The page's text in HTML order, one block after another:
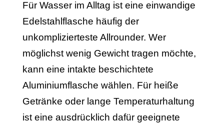
Für Wasser im Alltag ist eine einwandige
Edelstahlflasche häufig der
unkomplizierteste Allrounder. Wer
möglichst wenig Gewicht tragen möchte,
kann eine intakte beschichtete
Aluminiumflasche wählen. Für heiße
Getränke oder lange Temperaturhaltung
ist eine ausdrücklich dafür geeignete